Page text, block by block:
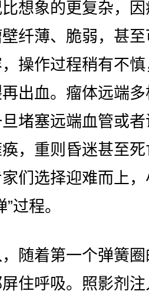
想象的更复杂，
纤薄、脆弱，甚
操作过程稍有不
出血。瘤体远端
堵塞远端血管或
，重则昏迷甚至
们选择迎难而上
过程。
着第一个弹簧圈
住呼吸。照影剂